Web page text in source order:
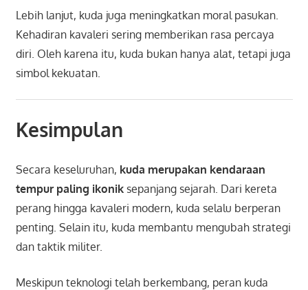
Lebih lanjut, kuda juga meningkatkan moral pasukan.
Kehadiran kavaleri sering memberikan rasa percaya
diri. Oleh karena itu, kuda bukan hanya alat, tetapi juga
simbol kekuatan.
Kesimpulan
Secara keseluruhan, kuda merupakan kendaraan
tempur paling ikoniksepanjang sejarah. Dari kereta
perang hingga kavaleri modern, kuda selalu berperan
penting. Selain itu, kuda membantu mengubah strategi
dan taktik militer.
Meskipun teknologi telah berkembang, peran kuda